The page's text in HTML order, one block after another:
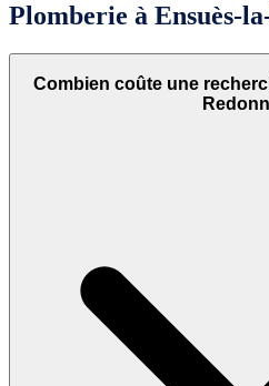
Plomberie à Ensuès-
Combien coûte une